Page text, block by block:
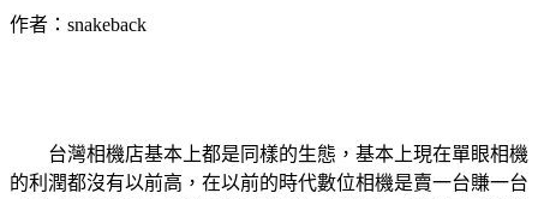
作者：snakeback
台灣相機店基本上都是同樣的生態，基本上現在單眼相機
的利潤都沒有以前高，在以前的時代數位相機是賣一台賺一台